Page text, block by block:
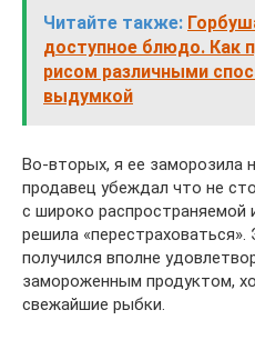
Читайте также:
доступное блюдо. Как
рисом различными
выдумкой
Во-вторых, я ее заморозила
продавец убеждал что не
с широко распространяемой
решила
получился вполне
замороженным продуктом,
свежайшие рыбки.